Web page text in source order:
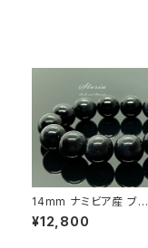
14mm ナミビア産 ブル
ータイガーアイ（虎目
石） ブレスレット
¥12,800